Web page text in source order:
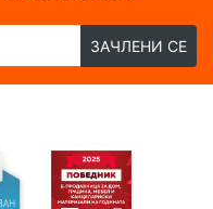
ЗАЧЛЕНИ СЕ